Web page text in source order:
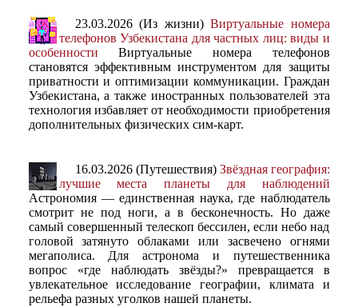
23.03.2026 (Из жизни) Виртуальные номера
телефонов Узбекистана для частных лиц: виды и
особенности Виртуальные номера телефонов
становятся эффективным инструментом для защиты
приватности и оптимизации коммуникации. Граждан
Узбекистана, а также иностранных пользователей эта
технология избавляет от необходимости приобретения
дополнительных физических сим-карт.
16.03.2026 (Путешествия) Звёздная география:
лучшие места планеты для наблюдений
Астрономия — единственная наука, где наблюдатель
смотрит не под ноги, а в бесконечность. Но даже
самый совершенный телескоп бессилен, если небо над
головой затянуто облаками или засвечено огнями
мегаполиса. Для астронома и путешественника
вопрос «где наблюдать звёзды?» превращается в
увлекательное исследование географии, климата и
рельефа разных уголков нашей планеты.